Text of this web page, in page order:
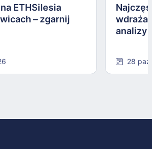
ETHSilesia
– zgarnij
analizy
28